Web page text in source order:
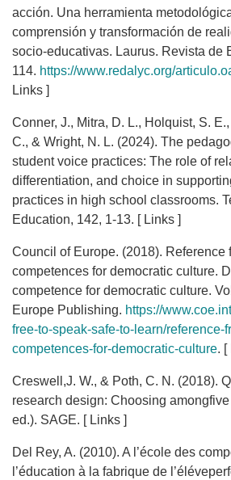
acción. Una herramienta
comprensión y transformación de
socio-educativas. Laurus. Revista de
114. https://www.redalyc.org/
Links ]
Conner, J., Mitra, D. L., Holquist, S.
C., & Wright, N. L. (2024). The
student voice practices: The role of
differentiation, and choice in
practices in high school classrooms.
Education, 142, 1-13. [ Links ]
Council of Europe. (2018). Reference
competences for democratic culture.
competence for democratic culture.
Europe Publishing. https://
free-to-speak-safe-to-learn/reference-
competences-for-democratic-culture. [
Creswell,J. W., & Poth, C. N. (2018).
research design: Choosing
ed.). SAGE. [ Links ]
Del Rey, A. (2010). A l’école des
l’éducation à la fabrique de